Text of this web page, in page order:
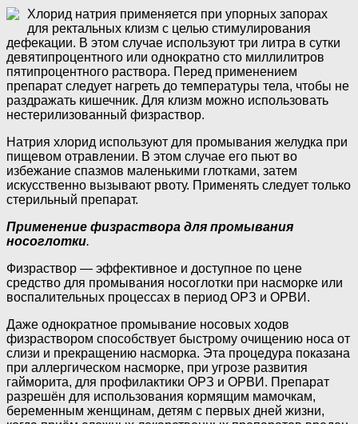
Хлорид натрия применяется при упорных запорах
для ректальных клизм с целью стимулирования
дефекации. В этом случае используют три литра в сутки
девятипроцентного или однократно сто миллилитров
пятипроцентного раствора. Перед применением
препарат следует нагреть до температуры тела, чтобы не
раздражать кишечник. Для клизм можно использовать
нестерилизованный физраствор.
Натрия хлорид используют для промывания желудка при
пищевом отравлении. В этом случае его пьют во
избежание спазмов маленькими глотками, затем
искусственно вызывают рвоту. Применять следует только
стерильный препарат.
Применение физраствора для промывания
носоглотки.
Физраствор — эффективное и доступное по цене
средство для промывания носоглотки при насморке или
воспалительных процессах в период ОРЗ и ОРВИ.
Даже однократное промывание носовых ходов
физраствором способствует быстрому очищению носа от
слизи и прекращению насморка. Эта процедура показана
при аллергическом насморке, при угрозе развития
гайморита, для профилактики ОРЗ и ОРВИ. Препарат
разрешён для использования кормящим мамочкам,
беременным женщинам, детям с первых дней жизни,